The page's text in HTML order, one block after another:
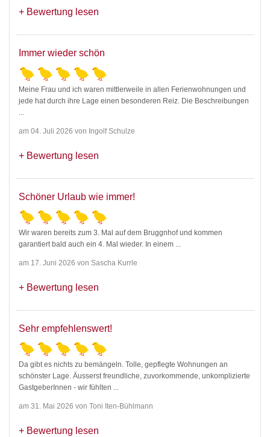
Bewertung lesen
Immer wieder schön
Meine Frau und ich waren mittlerweile in allen Ferienwohnungen und
jede hat durch ihre Lage einen besonderen Reiz. Die Beschreibungen
am 04. Juli 2026 von Ingolf Schulze
Bewertung lesen
Schöner Urlaub wie immer!
Wir waren bereits zum 3. Mal auf dem Bruggnhof und kommen
garantiert bald auch ein 4. Mal wieder. In einem ...
am 17. Juni 2026 von Sascha Kurrle
Bewertung lesen
Sehr empfehlenswert!
Da gibt es nichts zu bemängeln. Tolle, gepflegte Wohnungen an
schönster Lage. Äusserst freundliche, zuvorkommende, unkomplizierte
GastgeberInnen - wir fühlten ...
am 31. Mai 2026 von Toni Iten-Bühlmann
Bewertung lesen